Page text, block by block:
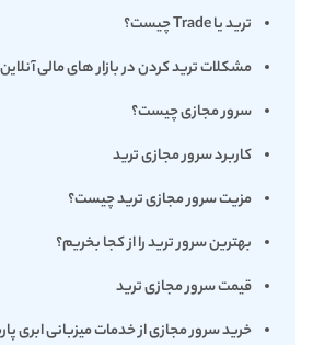
ترید یا Trade چیست؟
مشکلات ترید کردن در بازار های مالی آنلاین
سرور مجازی چیست؟
کاربرد سرور مجازی ترید
مزیت سرور مجازی ترید چیست؟
بهترین سرور ترید را از کجا بخریم؟
قیمت سرور مجازی ترید
خرید سرور مجازی از خدمات میزبانی ابری